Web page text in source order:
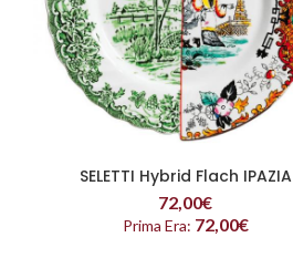
READ MORE
SELETTI Hybrid Flach IPAZIA
72,00€
Prima Era: 72,00€